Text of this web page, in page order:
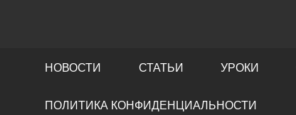
кино
НОВОСТИ СТАТЬИ УРОКИ
ПОЛИТИКА КОНФИДЕНЦИАЛЬНОСТИ